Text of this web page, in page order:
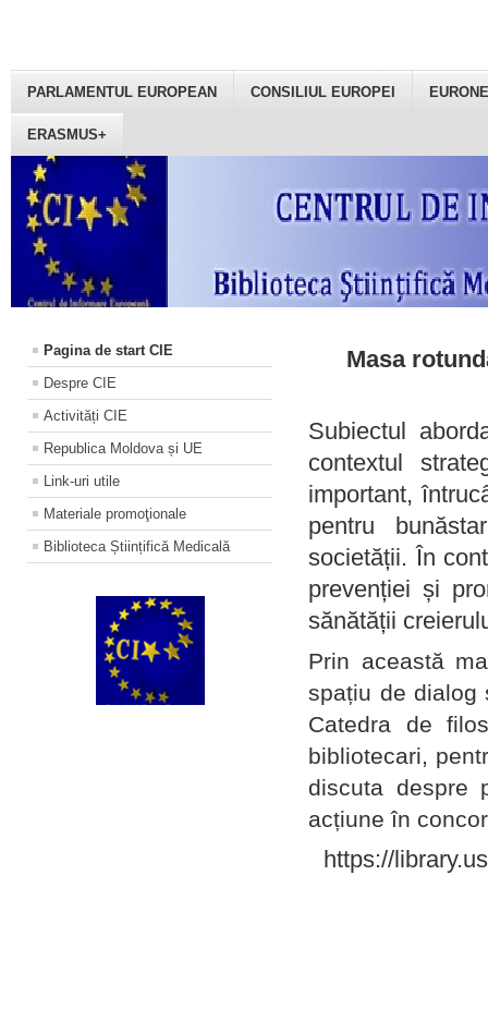
PARLAMENTUL EUROPEAN CONSILIUL EUROPEI
ERASMUS+
Pagina de start CIE
Despre CIE
Activități CIE
Republica Moldova și UE
Link-uri utile
Materiale promoţionale
Biblioteca Științifică Medicală
Masa
Subiectul
contextul
important,
pentru
societății. În
prevenției și
sănătății
Prin această
spațiu de dialog
Catedra de
bibliotecari,
discuta despre
acțiune în
https://